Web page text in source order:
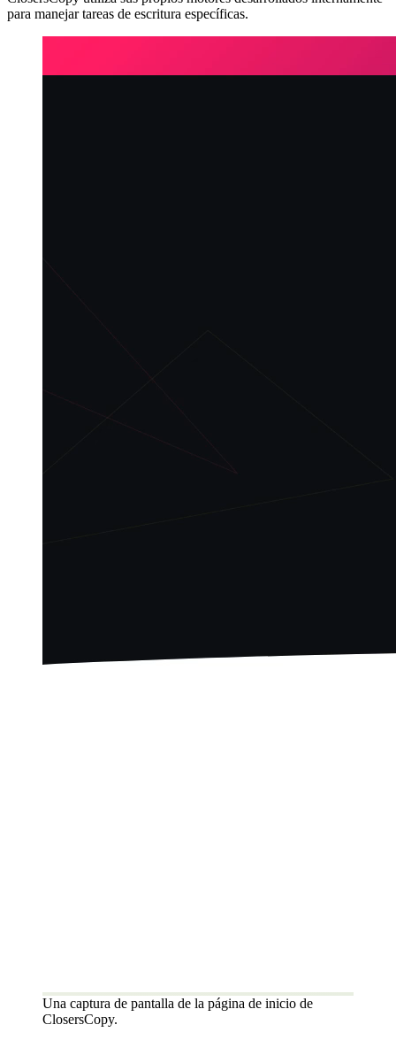
para manejar tareas de escritura específicas.
Una captura de pantalla de la página de inicio de
ClosersCopy.